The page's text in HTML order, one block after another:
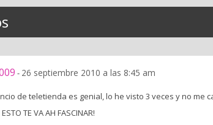
- 26 septiembre 2010 a las 8:45 am
de teletienda es genial, lo he visto 3 veces y no me
TE VA AH FASCINAR!